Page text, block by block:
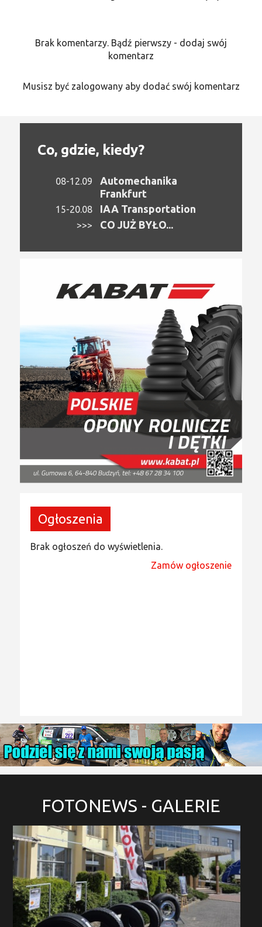
Brak komentarzy. Bądź pierwszy - dodaj swój
komentarz
Musisz być zalogowany aby dodać swój komentarz
Co, gdzie, kiedy?
08-12.09
Automechanika
Frankfurt
15-20.08 IAA Transportation
>>> CO JUŻ BYŁO...
Ogłoszenia
Brak ogłoszeń do wyświetlenia.
Zamów ogłoszenie
FOTONEWS - GALERIE